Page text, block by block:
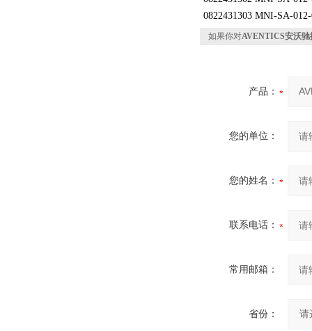
0822431303 MNI-SA-
如果你对AVENTICS安沃驰
产品：
您的单位：
您的姓名：
联系电话：
常用邮箱：
省份：